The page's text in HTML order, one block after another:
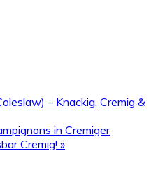
– Knackig, Cremig &
in Cremiger
Cremig! »